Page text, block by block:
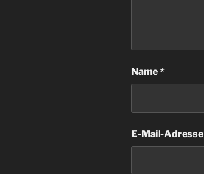
Name*
E-Mail-Adresse